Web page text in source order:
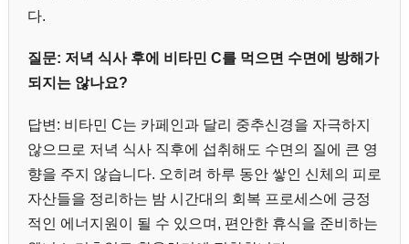
다.
질문: 저녁 식사 후에 비타민 C를 먹으면 수면에 방해가
되지는 않나요?
답변: 비타민 C는 카페인과 달리 중추신경을 자극하지
않으므로 저녁 식사 직후에 섭취해도 수면의 질에 큰 영
향을 주지 않습니다. 오히려 하루 동안 쌓인 신체의 피로
자산들을 정리하는 밤 시간대의 회복 프로세스에 긍정
적인 에너지원이 될 수 있으며, 편안한 휴식을 준비하는